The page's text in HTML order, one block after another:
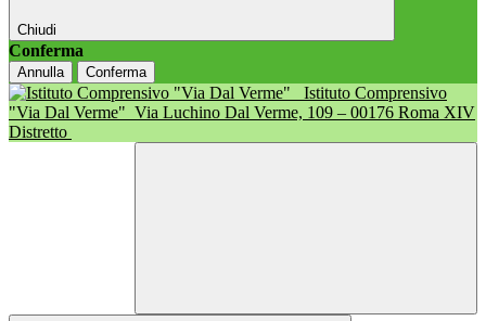
Chiudi
Conferma
Annulla Conferma
Istituto Comprensivo
"Via Dal Verme" Via Luchino Dal Verme, 109 – 00176 Roma XIV
Distretto